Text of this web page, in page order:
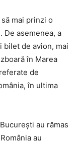
mai prinzi o
asemenea, a
bilet de avion, mai
în Marea
de
în ultima
au rămas
au